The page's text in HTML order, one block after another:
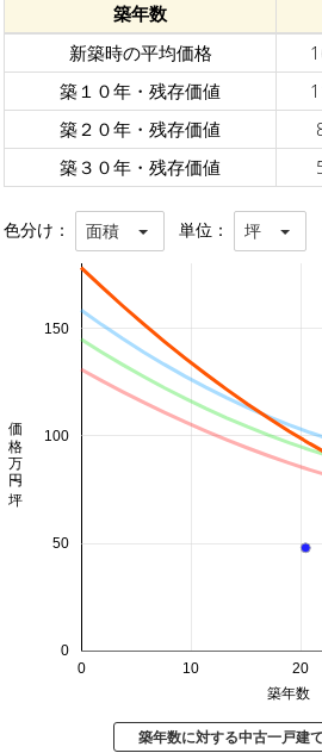
築年数
新築時の平均価格
築１０年・残存価値
築２０年・残存価値
築３０年・残存価値
色分け： 面積 単位： 坪
0 10 20
0
50
100
150
築年数
価格 万円/坪
築年数に対する中古一戸建